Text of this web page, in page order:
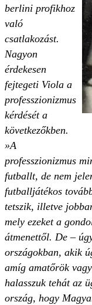
berlini profikhoz
való
csatlakozást.
Nagyon
érdekesen
fejtegeti Viola a
professzionizmus
kérdését a
következőkben.
»A
professzionizmus
futballt, de nem
futballjátékos
tetszik, illetve
mely ezeket a
átmenettől. De –
országokban, akik
amíg amatőrök
halasszuk tehát az
ország, hogy